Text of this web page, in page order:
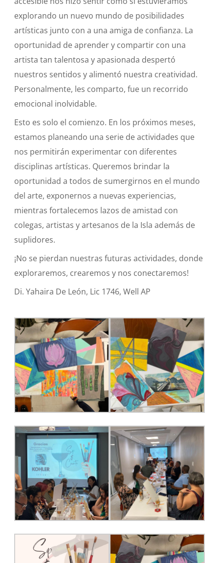
explorando un nuevo mundo de posibilidades
artísticas junto con a una amiga de confianza. La
oportunidad de aprender y compartir con una
artista tan talentosa y apasionada despertó
nuestros sentidos y alimentó nuestra creatividad.
Personalmente, les comparto, fue un recorrido
emocional inolvidable.
Esto es solo el comienzo. En los próximos meses,
estamos planeando una serie de actividades que
nos permitirán experimentar con diferentes
disciplinas artísticas. Queremos brindar la
oportunidad a todos de sumergirnos en el mundo
del arte, exponernos a nuevas experiencias,
mientras fortalecemos lazos de amistad con
colegas, artistas y artesanos de la Isla además de
suplidores.
¡No se pierdan nuestras futuras actividades, donde
exploraremos, crearemos y nos conectaremos!
Di. Yahaira De León, Lic 1746, Well AP